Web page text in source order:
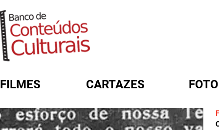
FILMES CARTAZES
FORMULÁRIO DE BUSCA